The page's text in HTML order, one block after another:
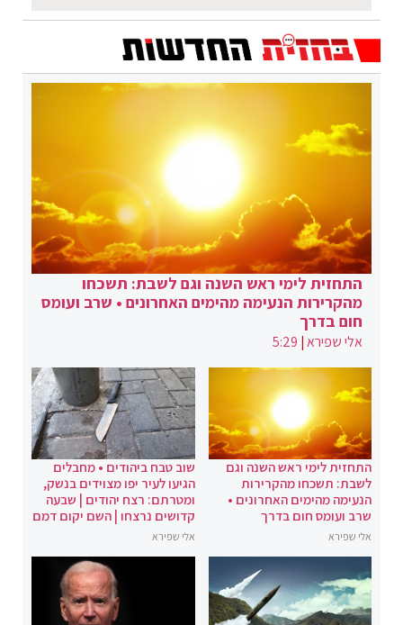
התחזית לימי ראש השנה וגם לשבת: תשכחו
מהקרירות הנעימה מהימים האחרונים • שרב ועומס
חום בדרך
אלי שפירא|
5:29
התחזית לימי ראש השנה וגם
לשבת: תשכחו מהקרירות
הנעימה מהימים האחרונים •
שרב ועומס חום בדרך
אלי שפירא
שוב טבח ביהודים • מחבלים
הגיעו לעיר יפו מצוידים בנשק,
ומטרתם: רצח יהודים | שבעה
קדושים נרצחו | השם יקום דמם
אלי שפירא